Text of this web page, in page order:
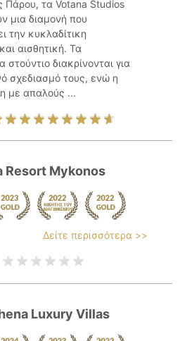
Πάρου, τα Votana Studios
μια διαμονή που
την κυκλαδίτικη
αισθητική. Τα
στούντιο διακρίνονται για
σχεδιασμό τους, ενώ η
με απαλούς ...
Resort Mykonos
Δείτε περισσότερα >>
Luxury Villas